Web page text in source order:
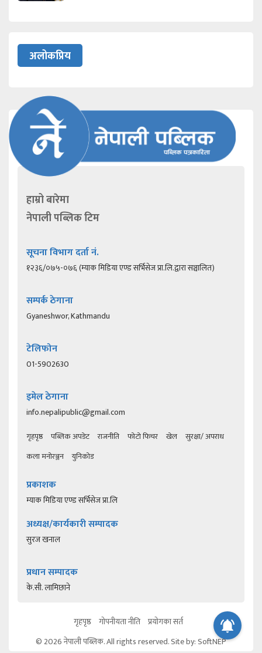
अलोकप्रिय
हाम्रो बारेमा
नेपाली पब्लिक टिम
सूचना विभाग दर्ता नं.
१२३६/०७५-०७६ (म्याक मिडिया एण्ड सर्भिसेज प्रा.लि.द्वारा सञ्चालित)
सम्पर्क ठेगाना
Gyaneshwor, Kathmandu
टेलिफोन
01-5902630
इमेल ठेगाना
info.nepalipublic@gmail.com
गृहपृष्ठ पब्लिक अपडेट राजनीति फोटो फिचर खेल
सुरक्षा/ अपराध
कला मनोरञ्जन
युनिकोड
प्रकाशक
म्याक मिडिया एण्ड सर्भिसेज प्रा.लि
अध्यक्ष/कार्यकारी सम्पादक
सुरज खनाल
प्रधान सम्पादक
के.सी. लामिछाने
गृहपृष्ठ गोपनीयता नीति प्रयोगका सर्त
© 2026 नेपाली पब्लिक. All rights reserved. Site by:SoftNEP